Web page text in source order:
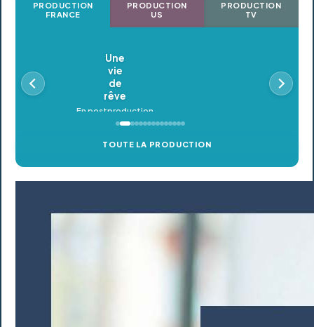
PRODUCTION
FRANCE
PRODUCTION
US
PRODUCTION
TV
Oldeupe
En postproduction
TOUTE LA PRODUCTION